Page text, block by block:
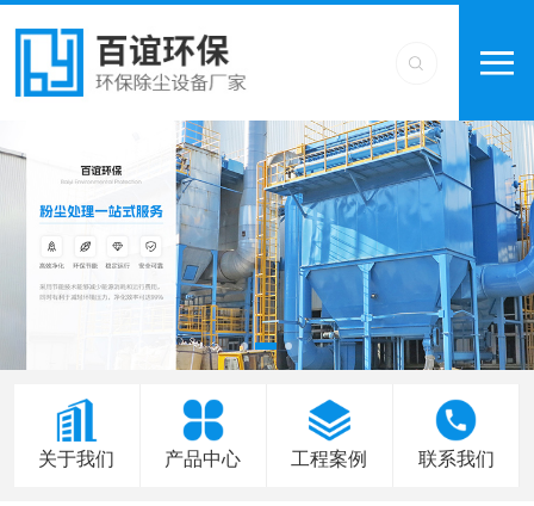
关于我们 产品中心 工程案例 联系我们